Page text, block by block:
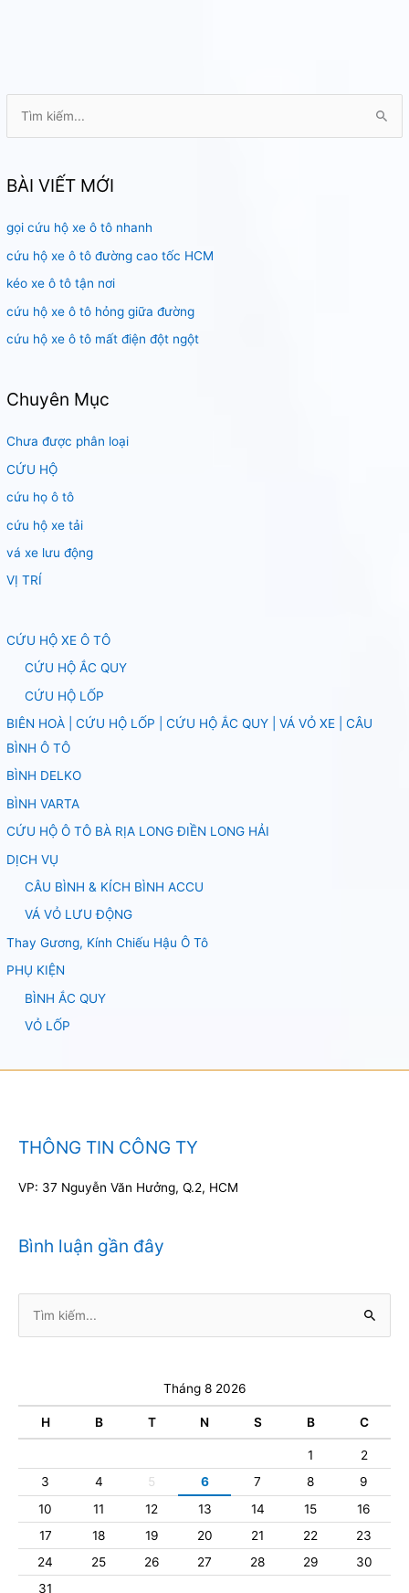
k
ế
m
:
BÀI VIẾT MỚI
gọi cứu hộ xe ô tô nhanh
cứu hộ xe ô tô đường cao tốc HCM
kéo xe ô tô tận nơi
cứu hộ xe ô tô hỏng giữa đường
cứu hộ xe ô tô mất điện đột ngột
Chuyên Mục
Chưa được phân loại
CỨU HỘ
cứu họ ô tô
cứu hộ xe tải
vá xe lưu động
VỊ TRÍ
CỨU HỘ XE Ô TÔ
CỨU HỘ ẮC QUY
CỨU HỘ LỐP
BIÊN HOÀ | CỨU HỘ LỐP | CỨU HỘ ẮC QUY | VÁ VỎ XE | CÂU
BÌNH Ô TÔ
BÌNH DELKO
BÌNH VARTA
CỨU HỘ Ô TÔ BÀ RỊA LONG ĐIỀN LONG HẢI
DỊCH VỤ
CÂU BÌNH & KÍCH BÌNH ACCU
VÁ VỎ LƯU ĐỘNG
Thay Gương, Kính Chiếu Hậu Ô Tô
PHỤ KIỆN
BÌNH ẮC QUY
VỎ LỐP
THÔNG TIN CÔNG TY
VP: 37 Nguyễn Văn Hưởng, Q.2, HCM
Bình luận gần đây
kiếm:
Tháng 8 2026
H B T N S B C
1
2
3
4 5 6 7 8
9
10
11 12 13 14 15
16
17
18 19 20 21 22
23
24
25 26 27 28 29
30
31